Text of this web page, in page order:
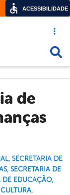
Acesso
de
, SECRETARIA DE
, SECRETARIA DE
DE EDUCAÇÃO,
,
ACESSIBILIDADE